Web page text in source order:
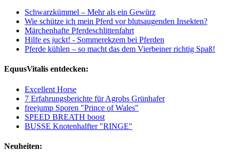
Schwarzkümmel – Mehr als ein Gewürz
Wie schütze ich mein Pferd vor blutsaugenden Insekten?
Märchenhafte Pferdeschlittenfahrt
Hilfe es juckt! - Sommerekzem bei Pferden
Pferde kühlen – so macht das dem Vierbeiner richtig Spaß!
EquusVitalis entdecken:
Excellent Horse
7 Erfahrungsberichte für Agrobs Grünhafer
freejump Sporen "Prince of Wales"
SPEED BREATH boost
BUSSE Knotenhalfter "RINGE"
Neuheiten: